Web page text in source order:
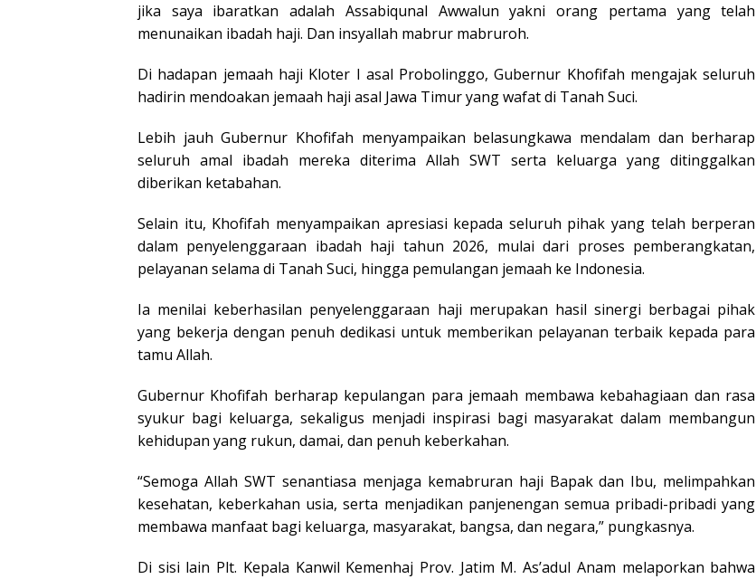
jika saya ibaratkan adalah Assabiqunal Awwalun yakni orang pertama yang telah
menunaikan ibadah haji. Dan insyallah mabrur mabruroh.
Di hadapan jemaah haji Kloter I asal Probolinggo, Gubernur Khofifah mengajak seluruh
hadirin mendoakan jemaah haji asal Jawa Timur yang wafat di Tanah Suci.
Lebih jauh Gubernur Khofifah menyampaikan belasungkawa mendalam dan berharap
seluruh amal ibadah mereka diterima Allah SWT serta keluarga yang ditinggalkan
diberikan ketabahan.
Selain itu, Khofifah menyampaikan apresiasi kepada seluruh pihak yang telah berperan
dalam penyelenggaraan ibadah haji tahun 2026, mulai dari proses pemberangkatan,
pelayanan selama di Tanah Suci, hingga pemulangan jemaah ke Indonesia.
Ia menilai keberhasilan penyelenggaraan haji merupakan hasil sinergi berbagai pihak
yang bekerja dengan penuh dedikasi untuk memberikan pelayanan terbaik kepada para
tamu Allah.
Gubernur Khofifah berharap kepulangan para jemaah membawa kebahagiaan dan rasa
syukur bagi keluarga, sekaligus menjadi inspirasi bagi masyarakat dalam membangun
kehidupan yang rukun, damai, dan penuh keberkahan.
“Semoga Allah SWT senantiasa menjaga kemabruran haji Bapak dan Ibu, melimpahkan
kesehatan, keberkahan usia, serta menjadikan panjenengan semua pribadi-pribadi yang
membawa manfaat bagi keluarga, masyarakat, bangsa, dan negara,” pungkasnya.
Di sisi lain Plt. Kepala Kanwil Kemenhaj Prov. Jatim M. As’adul Anam melaporkan bahwa